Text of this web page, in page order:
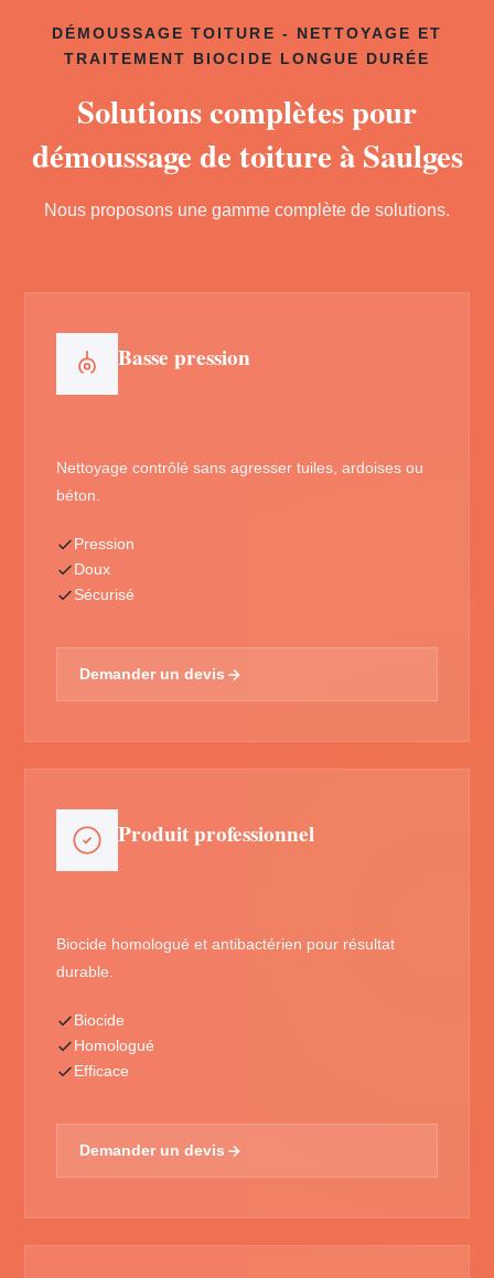
DÉMOUSSAGE TOITURE - NETTOYAGE ET
TRAITEMENT BIOCIDE LONGUE DURÉE
Solutions complètes pour
démoussage de toiture à Saulges
Nous proposons une gamme complète de solutions.
Basse pression
Nettoyage contrôlé sans agresser tuiles, ardoises ou
béton.
Pression
Doux
Sécurisé
Demander un devis
Produit professionnel
Biocide homologué et antibactérien pour résultat
durable.
Biocide
Homologué
Efficace
Demander un devis